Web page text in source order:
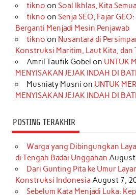
b
o
k
a
r
a
m
o
k
e
r
e
s
t
e
d
I
n
t
r
tikno on Soal Ikhlas, Kita
tikno on Senja SEO, Fajar
Berganti Menjadi Mesin Penjawab
tikno on Nusantara di
Konstruksi Maritim, Laut Kita, dan
Amril Taufik Gobel on UNTUK
MENYISAKAN JEJAK INDAH DI
Musniaty Musni on UNTUK
MENYISAKAN JEJAK INDAH DI
POSTING TERAKHIR
Warga yang Dibingungkan
di Tengah Badai Unggahan
Dari Gunting Pita ke Umur
Konstruksi Indonesia August 7,
Sebelum Kata Menjadi Luka: